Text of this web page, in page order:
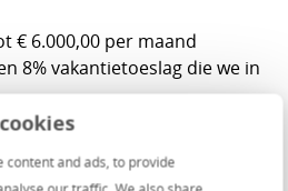
content and ads, to provide
€ 6.000,00 per maand
8% vakantietoeslag die we in
van 7,5% van je